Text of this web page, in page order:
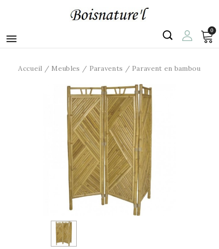

0
Accueil Meubles Paravents Paravent en bambou